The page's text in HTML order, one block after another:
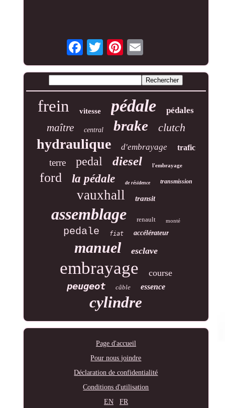
frein vitesse pédale pédales
maître central brake clutch
hydraulique d'embrayage trafic
terre pedal diesel l'embrayage
ford la pédale de résidence transmission
vauxhall transit
assemblage renault monté
pedale fiat accélérateur
manuel esclave
embrayage course
peugeot câble essence
cylindre
Page d'accueil
Pour nous joindre
Déclaration de confidentialité
Conditions d'utilisation
EN
FR